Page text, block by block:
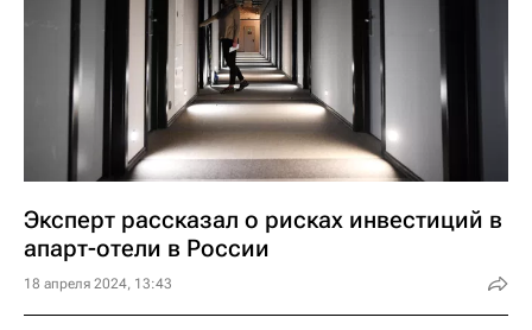
Эксперт рассказал о рисках инвестиций в
апарт-отели в России
18 апреля 2024, 13:43